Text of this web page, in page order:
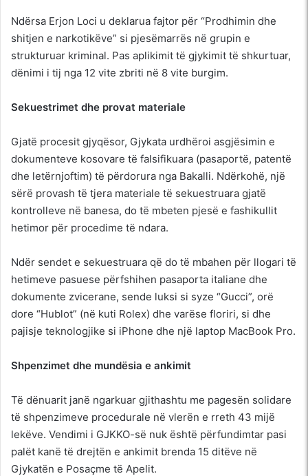
Ndërsa Erjon Loci u deklarua fajtor për “Prodhimin dhe
shitjen e narkotikëve” si pjesëmarrës në grupin e
strukturuar kriminal. Pas aplikimit të gjykimit të shkurtuar,
dënimi i tij nga 12 vite zbriti në 8 vite burgim.
Sekuestrimet dhe provat materiale
Gjatë procesit gjyqësor, Gjykata urdhëroi asgjësimin e
dokumenteve kosovare të falsifikuara (pasaportë, patentë
dhe letërnjoftim) të përdorura nga Bakalli. Ndërkohë, një
sërë provash të tjera materiale të sekuestruara gjatë
kontrolleve në banesa, do të mbeten pjesë e fashikullit
hetimor për procedime të ndara.
Ndër sendet e sekuestruara që do të mbahen për llogari të
hetimeve pasuese përfshihen pasaporta italiane dhe
dokumente zvicerane, sende luksi si syze “Gucci”, orë
dore “Hublot” (në kuti Rolex) dhe varëse floriri, si dhe
pajisje teknologjike si iPhone dhe një laptop MacBook Pro.
Shpenzimet dhe mundësia e ankimit
Të dënuarit janë ngarkuar gjithashtu me pagesën solidare
të shpenzimeve procedurale në vlerën e rreth 43 mijë
lekëve. Vendimi i GJKKO-së nuk është përfundimtar pasi
palët kanë të drejtën e ankimit brenda 15 ditëve në
Gjykatën e Posaçme të Apelit.